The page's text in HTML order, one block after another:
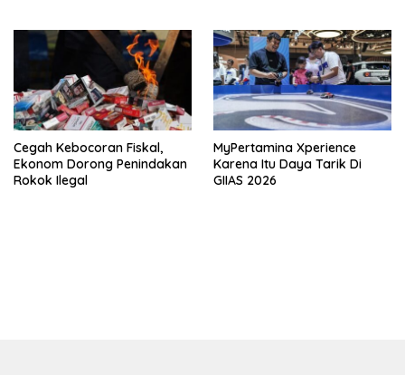
Cegah Kebocoran Fiskal,
Ekonom Dorong Penindakan
Rokok Ilegal
MyPertamina Xperience
Karena Itu Daya Tarik Di
GIIAS 2026